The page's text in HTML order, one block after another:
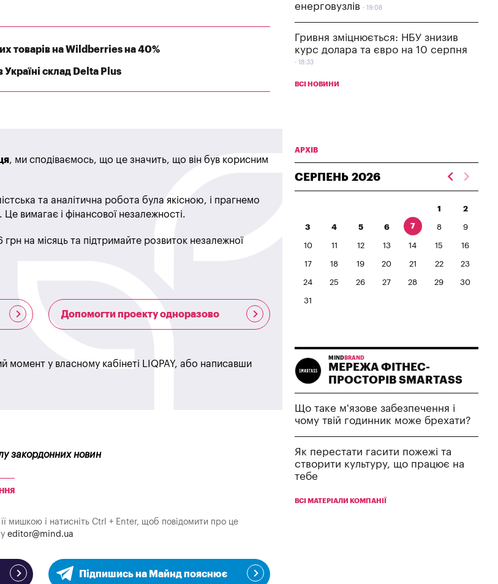
товарів на Wildberries на 40%
склад Delta Plus
, ми сподіваємось, що це значить, що він був корисним
та аналітична робота була якісною, і прагнемо
вимагає і фінансової незалежності.
грн на місяць та підтримайте розвиток незалежної
Допомогти проекту одноразово
момент у власному кабінеті LIQPAY, або написавши
закордонних новин
мишкою і натисніть Ctrl + Enter, щоб повідомити про це
editor@mind.ua
Підпишись на Майнд пояснює
енерговузлів
19:08
Гривня зміцнюється: НБУ знизив
курс долара та євро на 10 серпня
18:33
ВСІ НОВИНИ
АРХІВ
СЕРПЕНЬ 2026
1 2
3 4 5 6 7 8 9
10 11 12 13 14 15 16
17 18 19 20 21 22 23
24 25 26 27 28 29 30
31
MIND BRAND
МЕРЕЖА ФІТНЕС-
ПРОСТОРІВ SMARTASS
Що таке м'язове забезпечення і
чому твій годинник може брехати?
Як перестати гасити пожежі та
створити культуру, що працює на
тебе
ВСІ МАТЕРІАЛИ КОМПАНІЇ